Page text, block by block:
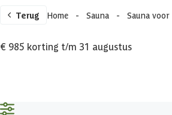
Terug Home - Sauna - Sauna
€ 985 korting t/m 31 augustus